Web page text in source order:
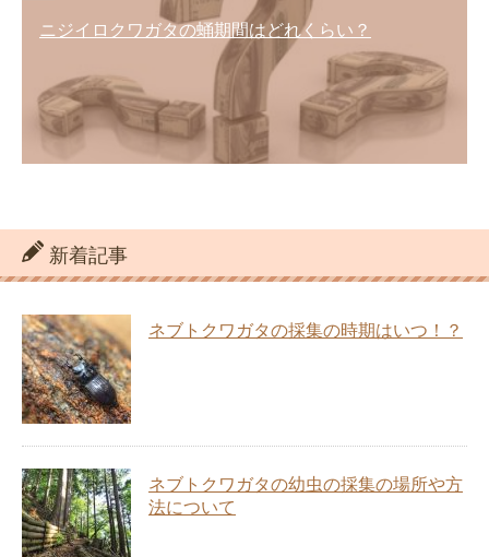
ニジイロクワガタの蛹期間はどれくらい？
新着記事
ネブトクワガタの採集の時期はいつ！？
ネブトクワガタの幼虫の採集の場所や方
法について